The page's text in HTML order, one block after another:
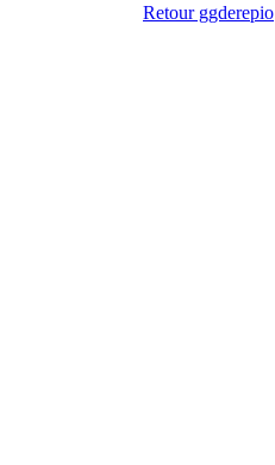
Retour ggderepio